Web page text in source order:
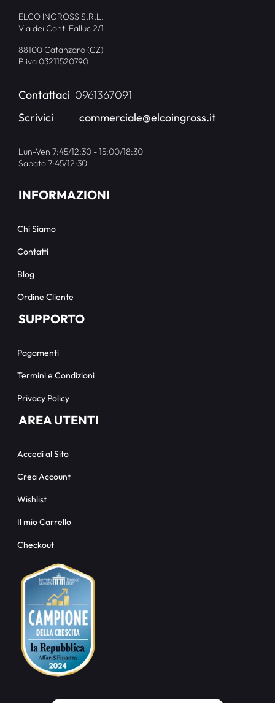
ELCO INGROSS S.R.L.
Via dei Conti Falluc 2/1
88100 Catanzaro (CZ)
P.iva 03211520790
Contattaci 0961367091
Scrivici
commerciale@elcoingross.it
Lun-Ven 7:45/12:30 - 15:00/18:30
Sabato 7:45/12:30
INFORMAZIONI
Chi Siamo
Contatti
Blog
Ordine Cliente
SUPPORTO
Pagamenti
Termini e Condizioni
Privacy Policy
AREA UTENTI
Accedi al Sito
Crea Account
Wishlist
Il mio Carrello
Checkout